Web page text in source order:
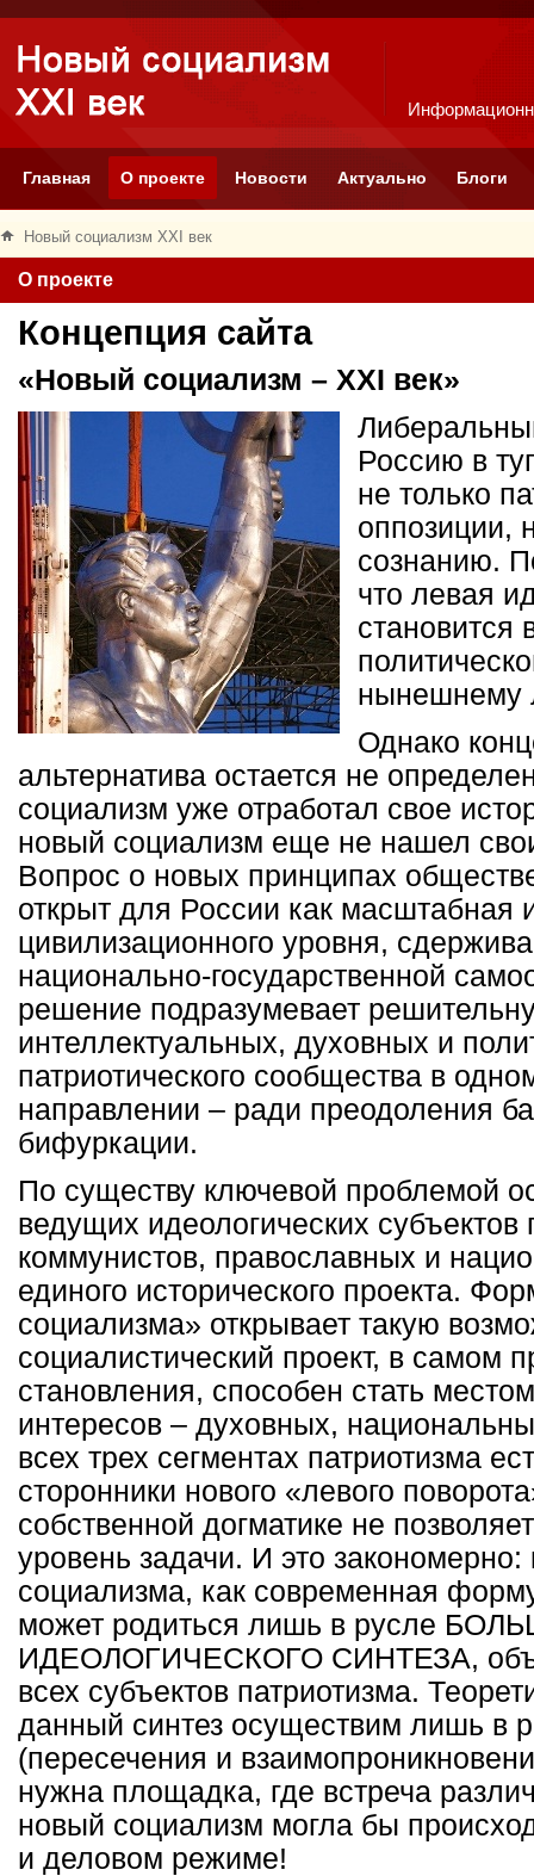
Главная О проекте Новости Актуально Блоги
Новый социализм XXI век
О проекте
Концепция сайта
«Новый социализм – XXI век»
Россию в
не только
оппозиции,
сознанию.
что левая
становится
нынешнему
Однако
альтернатива остается не
социализм уже отработал свое
новый социализм еще не нашел
Вопрос о новых принципах
открыт для России как масштабная
цивилизационного уровня,
национально-государственной
решение подразумевает
интеллектуальных, духовных и
патриотического сообщества в
направлении – ради преодоления
бифуркации.
По существу ключевой проблемой
ведущих идеологических субъектов
коммунистов, православных и
единого исторического проекта.
социализма» открывает такую
социалистический проект, в самом
становления, способен стать
интересов – духовных,
всех трех сегментах патриотизма
сторонники нового «левого
собственной догматике не
уровень задачи. И это закономерно:
социализма, как современная
может родиться лишь в русле
ИДЕОЛОГИЧЕСКОГО СИНТЕЗА,
всех субъектов патриотизма.
данный синтез осуществим лишь в
(пересечения и
нужна площадка, где встреча
новый социализм могла бы
и деловом режиме!